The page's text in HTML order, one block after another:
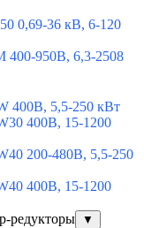
0,69-36 кВ, 6-120
400-950В, 6,3-2508
400В, 5,5-250 кВт
400В, 15-1200
200-480В, 5,5-250
400В, 15-1200
редукторы
▼